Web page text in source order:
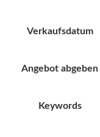
Verkaufsdatum
Angebot abgeben
Keywords